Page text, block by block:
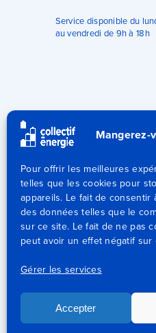
Mangerez-
Pour offrir les meilleures
telles que les cookies pour
appareils. Le fait de
des données telles que le
sur ce site. Le fait de ne pas
peut avoir un effet négatif
Gérer les services
Accepter
Service disponible du
au vendredi de 9h à 18h
Collectif Énergie 2026 –